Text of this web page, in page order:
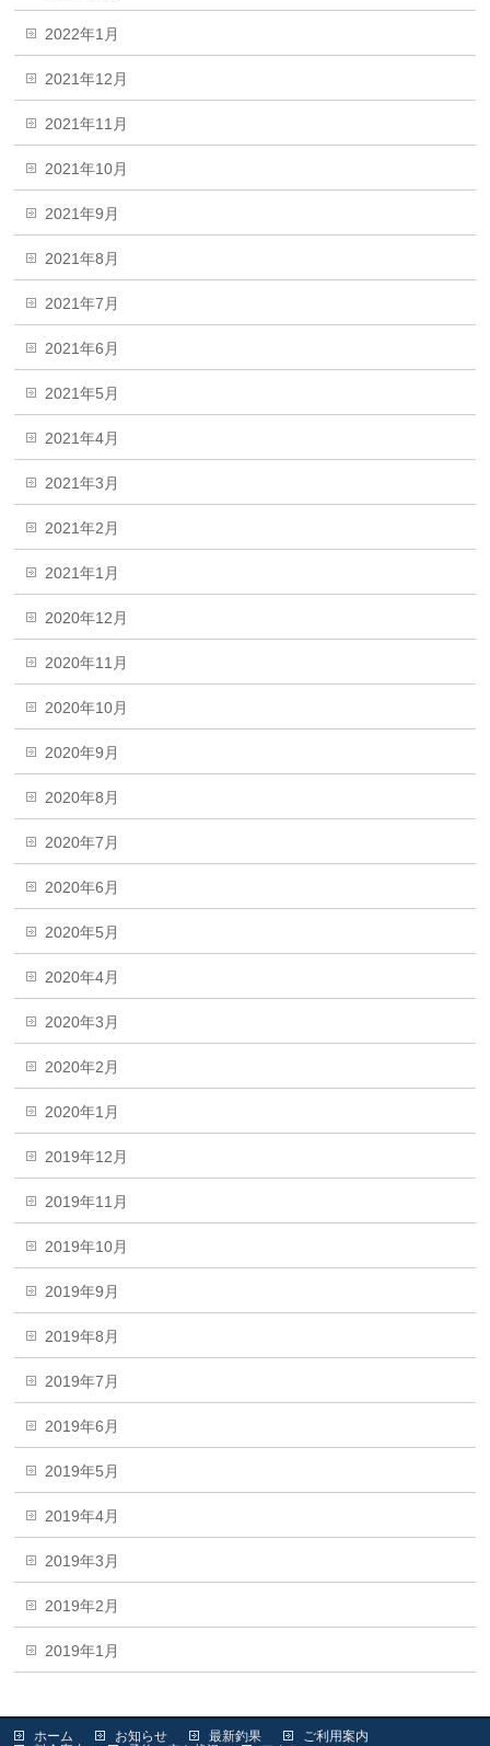
2022年1月
2021年12月
2021年11月
2021年10月
2021年9月
2021年8月
2021年7月
2021年6月
2021年5月
2021年4月
2021年3月
2021年2月
2021年1月
2020年12月
2020年11月
2020年10月
2020年9月
2020年8月
2020年7月
2020年6月
2020年5月
2020年4月
2020年3月
2020年2月
2020年1月
2019年12月
2019年11月
2019年10月
2019年9月
2019年8月
2019年7月
2019年6月
2019年5月
2019年4月
2019年3月
2019年2月
2019年1月
ホーム お知らせ 最新釣果
ご利用案内